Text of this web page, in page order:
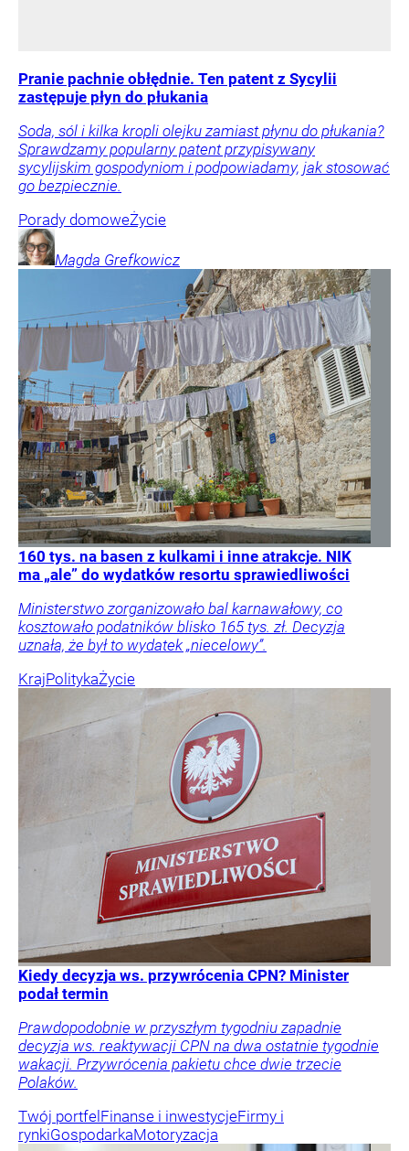
Pranie pachnie obłędnie. Ten patent z Sycylii
zastępuje płyn do płukania
Soda, sól i kilka kropli olejku zamiast płynu do płukania?
Sprawdzamy popularny patent przypisywany
sycylijskim gospodyniom i podpowiadamy, jak stosować
go bezpiecznie.
Porady domoweŻycie
Magda Grefkowicz
160 tys. na basen z kulkami i inne atrakcje. NIK
ma „ale” do wydatków resortu sprawiedliwości
Ministerstwo zorganizowało bal karnawałowy, co
kosztowało podatników blisko 165 tys. zł. Decyzja
uznała, że był to wydatek „niecelowy”.
KrajPolitykaŻycie
Kiedy decyzja ws. przywrócenia CPN? Minister
podał termin
Prawdopodobnie w przyszłym tygodniu zapadnie
decyzja ws. reaktywacji CPN na dwa ostatnie tygodnie
wakacji. Przywrócenia pakietu chce dwie trzecie
Polaków.
Twój portfelFinanse i inwestycjeFirmy i
rynkiGospodarkaMotoryzacja